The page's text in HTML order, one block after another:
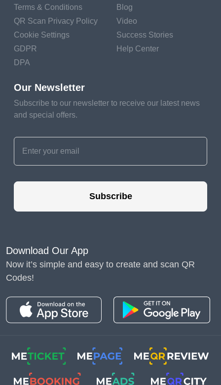
ปรับแต่งได้ง่าย
หากคุณสร้างรหัส
QR ของประเภท
ไดนามิก คุณ
สามารถเปลี่ยน
ช่วยให้คุณแก้ไข
ต้องเปลี่ยนโค้ด
อิมเมจ ซึ่งช่วยให้
คุณไม่ต้องเปลี่ยน
เครื่องหมาย
อย่างต่อเนื่อง ซึ่ง
ทำให้เกิดรอยขีด
ข่วนและความเสีย
หายอื่นๆอย่างไร
ก็ตาม คิวอาร์โค้ดมี
ความทนทานต่อ
ป้ายที่มีคิวอาร์โค้ด
Terms & Conditions
QR Scan Privacy Policy
Cookie Settings
GDPR
DPA
Blog
Video
Success Stories
Help Center
Our Newsletter
Subscribe to our newsletter to receive our latest news
and special offers.
Subscribe
Download Our App
Now it’s simple and easy to create and scan QR
Codes!